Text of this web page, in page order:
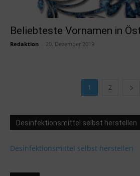
Beliebteste Vornamen in
Redaktion 20. Dezember 2019
1 2
Desinfektionsmittel selbst herstellen
Desinfektionsmittel selbst herstellen